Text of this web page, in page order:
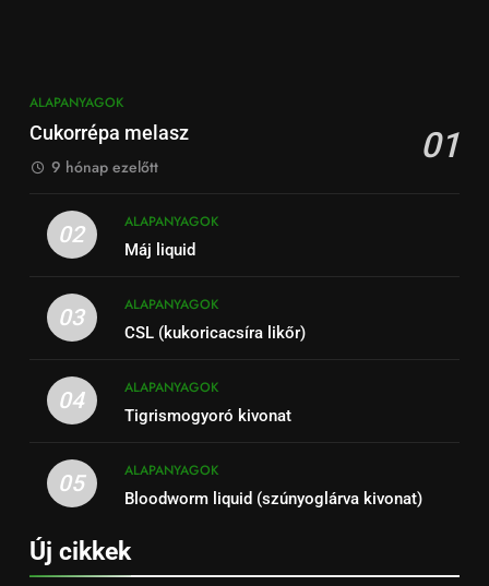
ALAPANYAGOK
Cukorrépa melasz 01
9 hónap ezelőtt
02
ALAPANYAGOK
Máj liquid
03
ALAPANYAGOK
CSL (kukoricacsíra likőr)
04
ALAPANYAGOK
Tigrismogyoró kivonat
05
ALAPANYAGOK
Bloodworm liquid (szúnyoglárva kivonat)
Új cikkek